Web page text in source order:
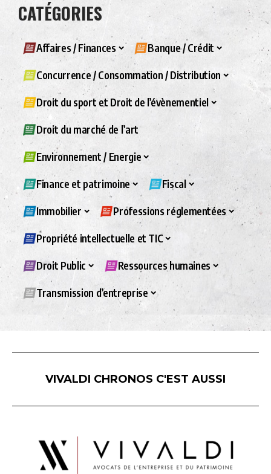
CATÉGORIES
Affaires / Finances Banque / Crédit
Concurrence / Consommation / Distribution
Droit du sport et Droit de l’évènementiel
Droit du marché de l’art
Environnement / Energie
Finance et patrimoine Fiscal
Immobilier Professions réglementées
Propriété intellectuelle et TIC
Droit Public Ressources humaines
Transmission d’entreprise
VIVALDI CHRONOS C'EST AUSSI